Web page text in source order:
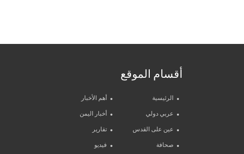
أقسام الموقع
الرئيسية أهم الأخبار
عربي دولي أخبار اليمن
عين على القدس تقارير
صحافة فيديو